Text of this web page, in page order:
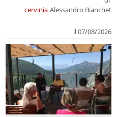
cervinia Alessandro Bianchet
il 07/08/2026